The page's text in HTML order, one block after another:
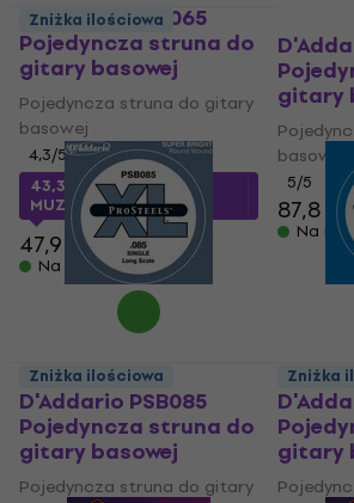
D'Addario PSB065
Pojedyncza struna do
gitary basowej
Pojedyncza struna do gitary
basowej
4,3/5
43,3 złz kodem
MUZMUZ-5
47,9 zł
Na magazynie
gitary
basowej
5/5
87,8 zł
Na
Zniżka ilościowa
D'Addario PSB085
Pojedyncza struna do
gitary basowej
Pojedyncza struna do gitary
gitary
Zniżka ilościowa Zniżka